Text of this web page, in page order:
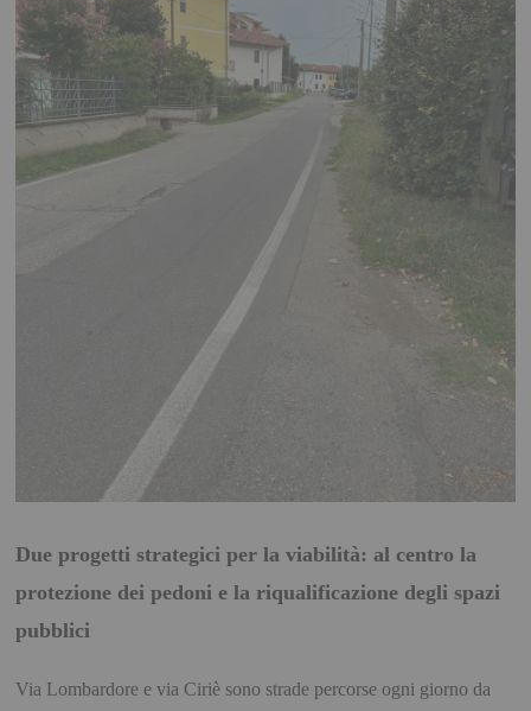
Due progetti strategici per la viabilità: al centro la
protezione dei pedoni e la riqualificazione degli spazi
pubblici
Via Lombardore e via Ciriè sono strade percorse ogni giorno da